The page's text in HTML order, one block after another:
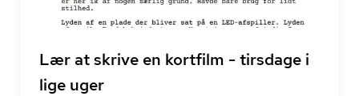
Lær at skrive en kortfilm - tirsdage i
lige uger